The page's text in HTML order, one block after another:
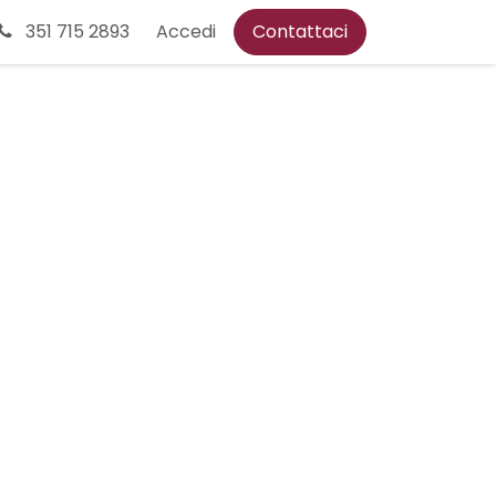
351 715 2893 Accedi Contattaci